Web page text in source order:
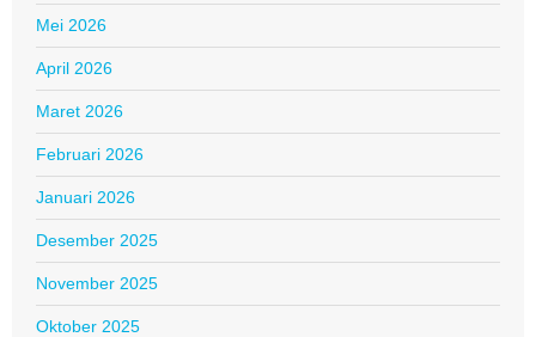
Mei 2026
April 2026
Maret 2026
Februari 2026
Januari 2026
Desember 2025
November 2025
Oktober 2025